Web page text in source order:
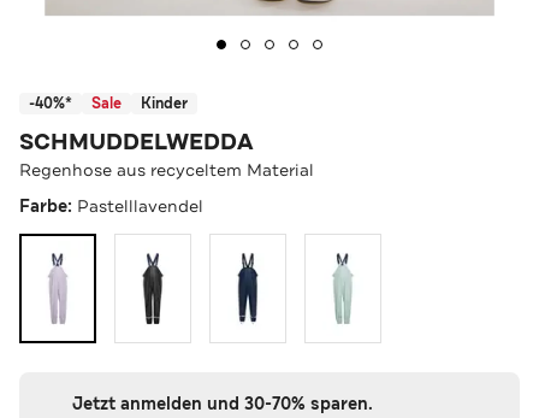
-40%* Sale Kinder
SCHMUDDELWEDDA
Regenhose aus recyceltem Material
Farbe: Pastelllavendel
Jetzt anmelden und 30-70% sparen.